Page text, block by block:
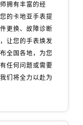
拥有丰富的经
的卡地亚手表提
更换、故障诊断
让您的手表焕发
全国各地，为您
任何问题或需要
们将全力以赴为